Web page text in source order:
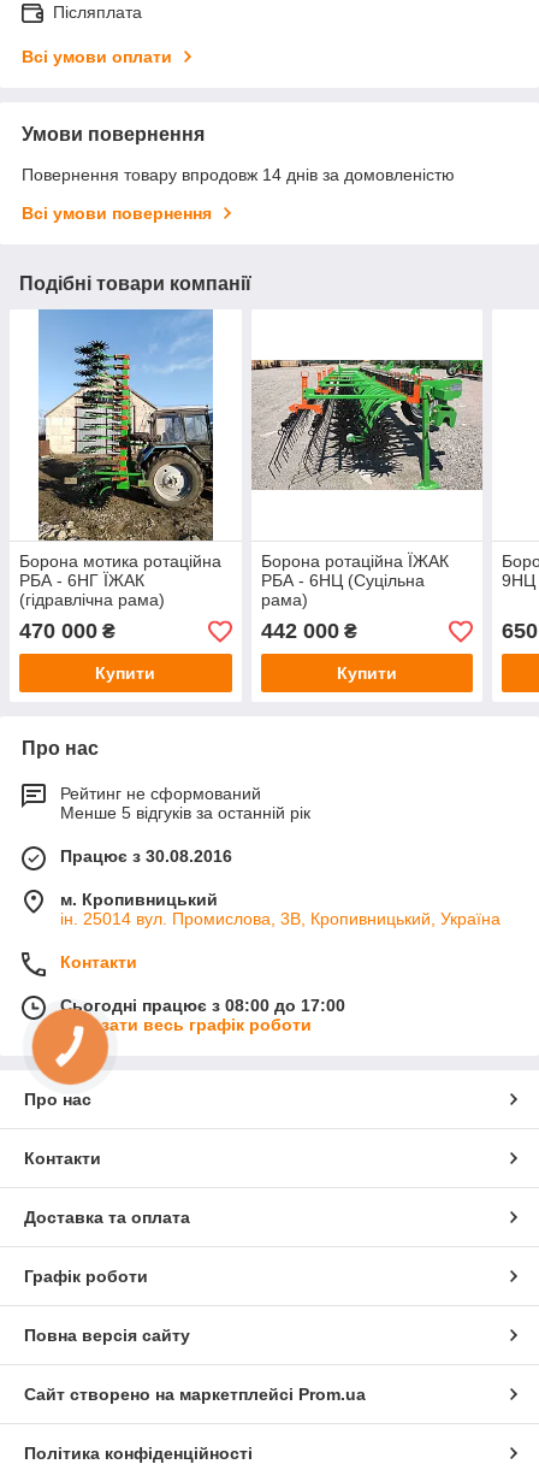
Післяплата
Всі умови оплати
Умови повернення
Повернення товару впродовж 14 днів за домовленістю
Всі умови повернення
Подібні товари компанії
Борона мотика ротаційна
РБА - 6НГ ЇЖАК
(гідравлічна рама)
470 000 ₴
Купити
Борона ротаційна ЇЖАК
РБА - 6НЦ (Суцільна
рама)
442 000₴
Купити
9НЦ
Про нас
Рейтинг не сформований
Менше 5 відгуків за останній рік
Працює з 30.08.2016
м. Кропивницький
ін. 25014 вул. Промислова, 3В, Кропивницький, Україна
Контакти
Сьогодні працює з 08:00 до 17:00
Показати весь графік роботи
Про нас
Контакти
Доставка та оплата
Графік роботи
Повна версія сайту
Сайт створено на маркетплейсі Prom.ua
Політика конфіденційності